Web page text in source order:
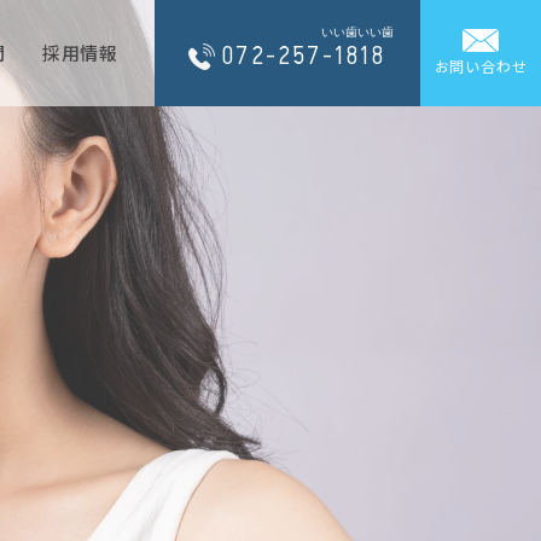
採用情報
いい歯いい歯
072-257-1818 お問い合わせ